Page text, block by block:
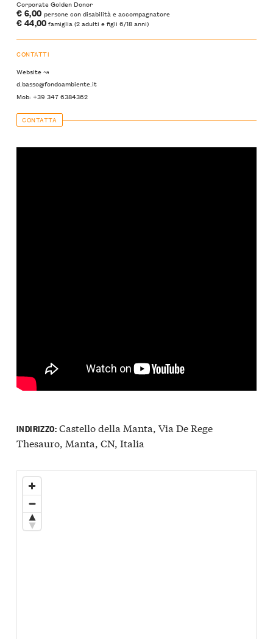
Corporate Golden Donor
€ 6,00 persone con disabilità e accompagnatore
€ 44,00famiglia (2 adulti e figli 6/18 anni)
CONTATTI
Website ↝
d.basso@fondoambiente.it
Mob: +39 347 6384362
CONTATTA
INDIRIZZO:Castello della Manta, Via De Rege
Thesauro, Manta, CN, Italia